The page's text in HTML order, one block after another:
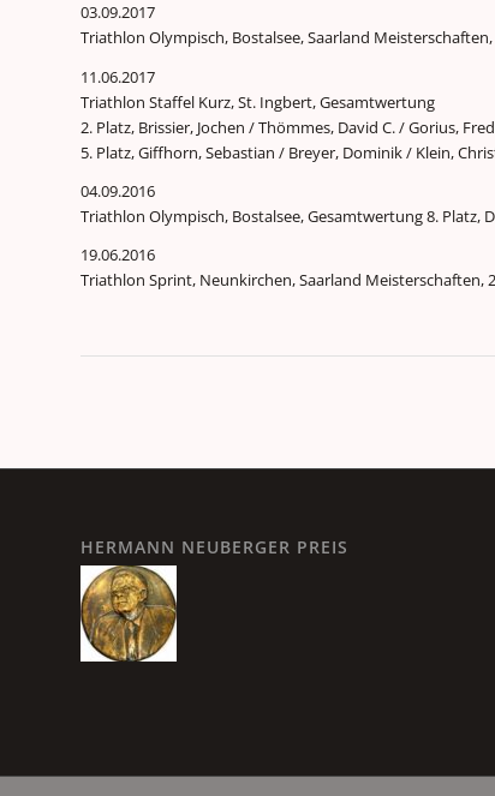
03.09.2017
Triathlon Olympisch, Bostalsee, Saarland Meisterschaften,
11.06.2017
Triathlon Staffel Kurz, St. Ingbert, Gesamtwertung
2. Platz, Brissier, Jochen / Thömmes, David C. / Gorius,
5. Platz, Giffhorn, Sebastian / Breyer, Dominik / Klein,
04.09.2016
Triathlon Olympisch, Bostalsee, Gesamtwertung 8. Platz,
19.06.2016
Triathlon Sprint, Neunkirchen, Saarland Meisterschaften,
HERMANN NEUBERGER PREIS